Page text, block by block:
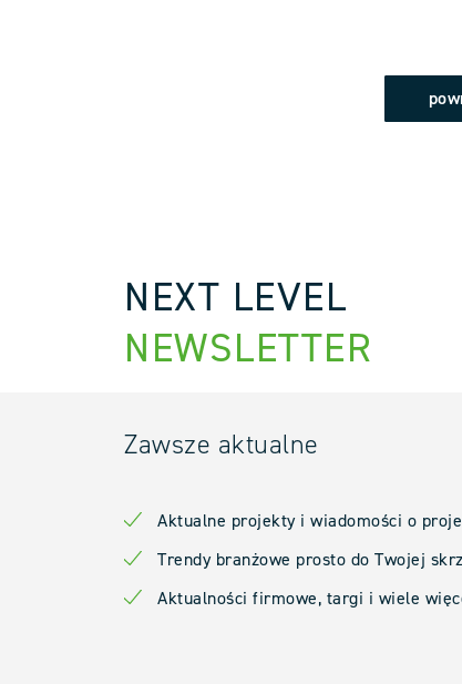
NEXT LEVEL
NEWSLETTER
Zawsze aktualne
Aktualne projekty i wiadomości o
Trendy branżowe prosto do Twojej
Aktualności firmowe, targi i wiele